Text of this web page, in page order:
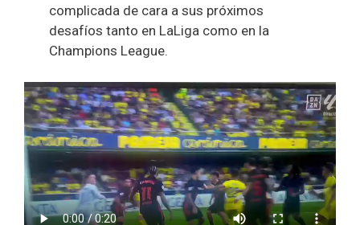
complicada de cara a sus próximos
desafíos tanto en LaLiga como en la
Champions League.